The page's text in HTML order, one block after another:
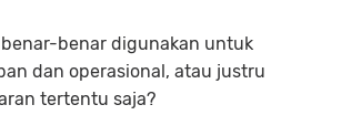
benar digunakan untuk
dan operasional, atau justru
tertentu saja?